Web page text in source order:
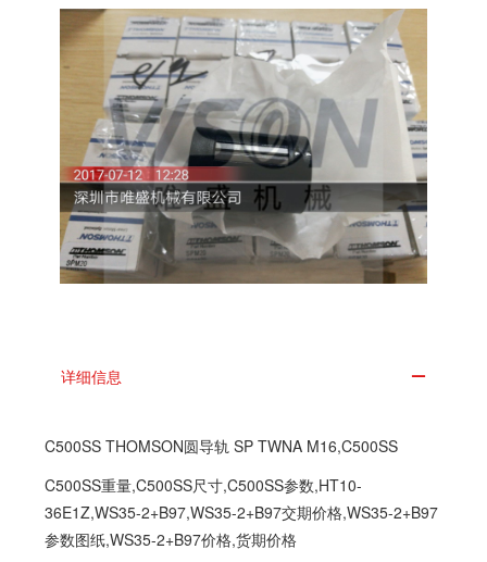
详细信息
C500SS THOMSON圆导轨 SP TWNA M16,C500SS
C500SS重量,C500SS尺寸,C500SS参数,HT10-
36E1Z,WS35-2+B97,WS35-2+B97交期价格,WS35-2+B97
参数图纸,WS35-2+B97价格,货期价格